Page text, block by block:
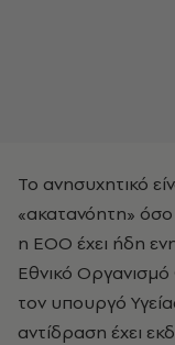
Το ανησυχητικό
«ακατανόητη»
η ΕΟΟ έχει ήδη
Εθνικό
τον υπουργό
αντίδραση έχει